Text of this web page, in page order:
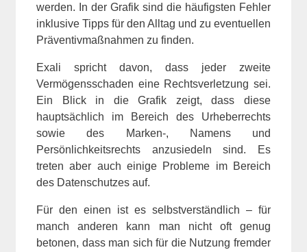
werden. In der Grafik sind die häufigsten Fehler
inklusive Tipps für den Alltag und zu eventuellen
Präventivmaßnahmen zu finden.
Exali spricht davon, dass jeder zweite
Vermögensschaden eine Rechtsverletzung sei.
Ein Blick in die Grafik zeigt, dass diese
hauptsächlich im Bereich des Urheberrechts
sowie des Marken-, Namens und
Persönlichkeitsrechts anzusiedeln sind. Es
treten aber auch einige Probleme im Bereich
des Datenschutzes auf.
Für den einen ist es selbstverständlich – für
manch anderen kann man nicht oft genug
betonen, dass man sich für die Nutzung fremder